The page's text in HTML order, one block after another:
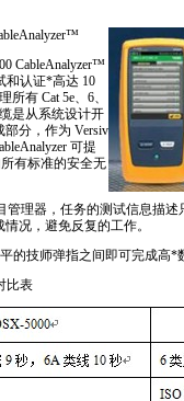
CableAnalyzer™
和认证*高达 10
有 Cat 5e、6、
是从系统设计开
分，作为 Versiv
可提
有标准的安全无
管理器，任务的测试信息描述
况，避免反复的工作。
的技师弹指之间即可完成高*
比表